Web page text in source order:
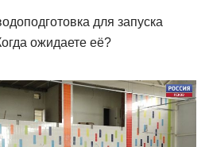
для запуска
ожидаете её?